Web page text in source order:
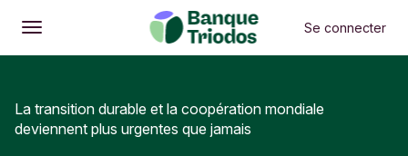
Ouvrir
Menu principal Se connecter
La transition durable et la coopération mondiale
deviennent plus urgentes que jamais